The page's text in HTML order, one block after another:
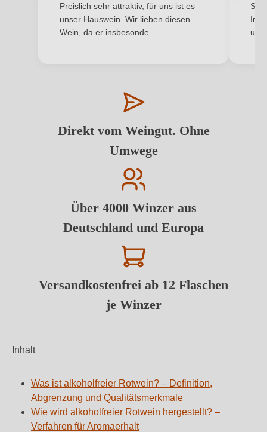
Preislich sehr attraktiv, für uns ist es
unser Hauswein. Wir lieben diesen
Wein, da er insbesonde...
und
Direkt vom Weingut. Ohne
Umwege
Über 4000 Winzer aus
Deutschland und Europa
Versandkostenfrei ab 12 Flaschen
je Winzer
Inhalt
Was ist alkoholfreier Rotwein? – Definition,
Abgrenzung und Qualitätsmerkmale
Wie wird alkoholfreier Rotwein hergestellt? –
Verfahren für Aromaerhalt